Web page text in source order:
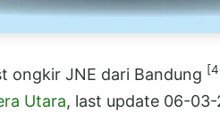
ongkir JNE dari Bandung
Utara, last update 06-